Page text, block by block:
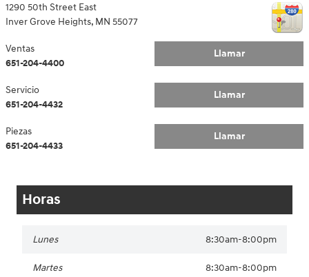
1290 50th Street East
Inver Grove Heights, MN 55077
Llamar
Ventas
651-204-4400
Llamar
Servicio
651-204-4432
Llamar
Piezas
651-204-4433
Horas
Lunes 8:30am-8:00pm
Martes 8:30am-8:00pm